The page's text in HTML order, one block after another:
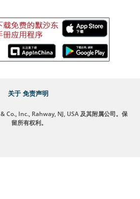
关于 免责声明
Co., Inc., Rahway, NJ, USA 及其附属公司。保
留所有权利。